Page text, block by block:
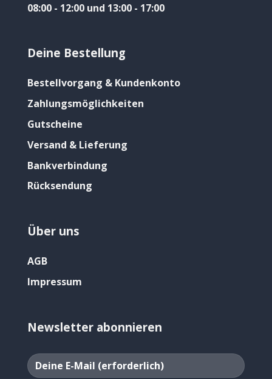
08:00 - 12:00 und 13:00 - 17:00
Deine Bestellung
Bestellvorgang & Kundenkonto
Zahlungsmöglichkeiten
Gutscheine
Versand & Lieferung
Bankverbindung
Rücksendung
Über uns
AGB
Impressum
Newsletter abonnieren